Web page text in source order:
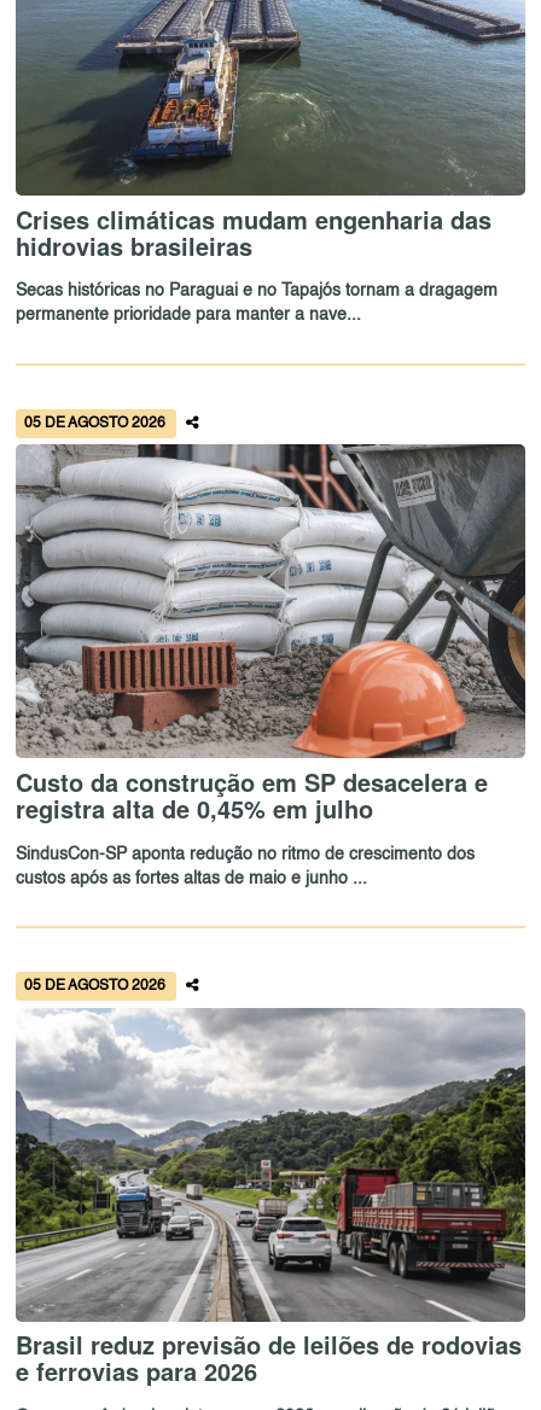
Crises climáticas mudam engenharia das
hidrovias brasileiras
Secas históricas no Paraguai e no Tapajós tornam a dragagem
permanente prioridade para manter a nave...
05 DE AGOSTO 2026
Custo da construção em SP desacelera e
registra alta de 0,45% em julho
SindusCon-SP aponta redução no ritmo de crescimento dos
custos após as fortes altas de maio e junho ...
05 DE AGOSTO 2026
Brasil reduz previsão de leilões de rodovias
e ferrovias para 2026